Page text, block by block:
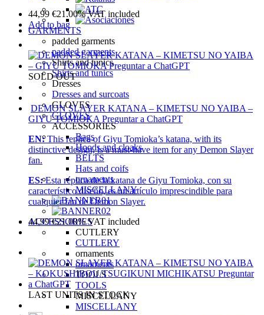
GARMENTS
padded garments
padded garments
Shirts and tunics
Shirts and tunics
Dresses
Dresses and surcoats
GLOVES
GLOVES
ACCESSORIES
Bags
Hoods and cloaks
BELTS
Hats and coifs
ornaments
MISCELLANY
ACCESSORIES
CUTLERY
CUTLERY
ornaments
ornaments
TOOLS
TOOLS
MISCELLANY
MISCELLANY
44,99 €21.00%VAT included
Add to bag
SOLD OUT
DEMON SLAYER KATANA – KIMETSU NO YAIBA –
GIYU TOMIOKA Preguntar a ChatGPT
EN:This replica of Giyu Tomioka’s katana, with its
distinctive design, is a must-have item for any Demon Slayer
fan.
ES:Esta réplica de la katana de Giyu Tomioka, con su
característico diseño, es un artículo imprescindible para
cualquier fan de Demon Slayer.
44,99 €21.00%VAT included
LAST UNITS IN STOCK